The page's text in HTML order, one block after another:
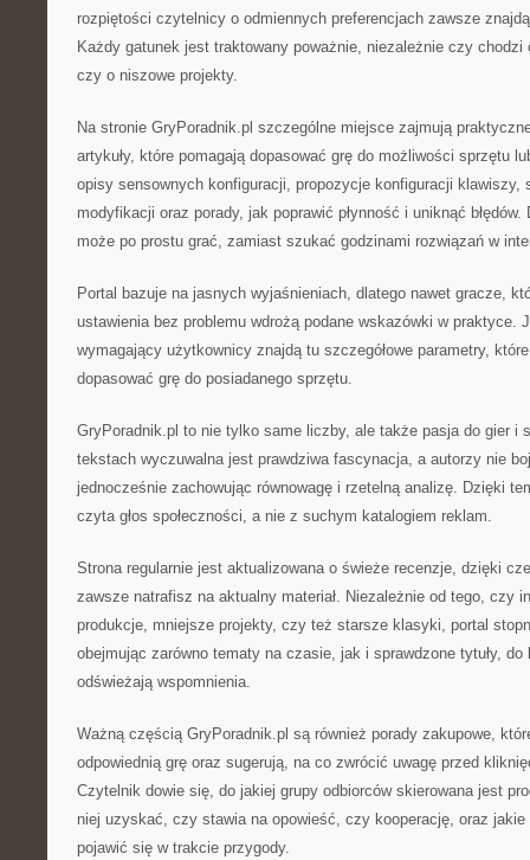
rozpiętości czytelnicy o odmiennych preferencjach zawsze
Każdy gatunek jest traktowany poważnie, niezależnie czy chodzi
czy o niszowe projekty.
Na stronie GryPoradnik.pl szczególne miejsce zajmują
artykuły, które pomagają dopasować grę do możliwości sprzętu
opisy sensownych konfiguracji, propozycje konfiguracji klawiszy,
modyfikacji oraz porady, jak poprawić płynność i uniknąć
może po prostu grać, zamiast szukać godzinami rozwiązań w
Portal bazuje na jasnych wyjaśnieniach, dlatego nawet gracze,
ustawienia bez problemu wdrożą podane wskazówki w praktyce.
wymagający użytkownicy znajdą tu szczegółowe parametry,
dopasować grę do posiadanego sprzętu.
GryPoradnik.pl to nie tylko same liczby, ale także pasja do gier i
tekstach wyczuwalna jest prawdziwa fascynacja, a autorzy nie
jednocześnie zachowując równowagę i rzetelną analizę. Dzięki
czyta głos społeczności, a nie z suchym katalogiem reklam.
Strona regularnie jest aktualizowana o świeże recenzje, dzięki
zawsze natrafisz na aktualny materiał. Niezależnie od tego, czy
produkcje, mniejsze projekty, czy też starsze klasyki, portal
obejmując zarówno tematy na czasie, jak i sprawdzone tytuły,
odświeżają wspomnienia.
Ważną częścią GryPoradnik.pl są również porady zakupowe,
odpowiednią grę oraz sugerują, na co zwrócić uwagę przed
Czytelnik dowie się, do jakiej grupy odbiorców skierowana jest
niej uzyskać, czy stawia na opowieść, czy kooperację, oraz jakie
pojawić się w trakcie przygody.